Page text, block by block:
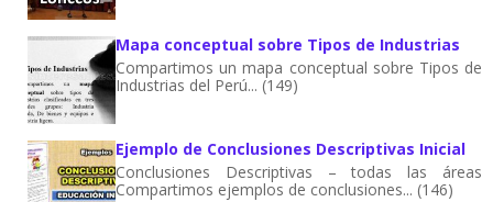
Mapa conceptual sobre Tipos de Industrias
Compartimos un mapa conceptual sobre Tipos de
Industrias del Perú... (149)
Ejemplo de Conclusiones Descriptivas Inicial
Conclusiones Descriptivas – todas las áreas
Compartimos ejemplos de conclusiones... (146)